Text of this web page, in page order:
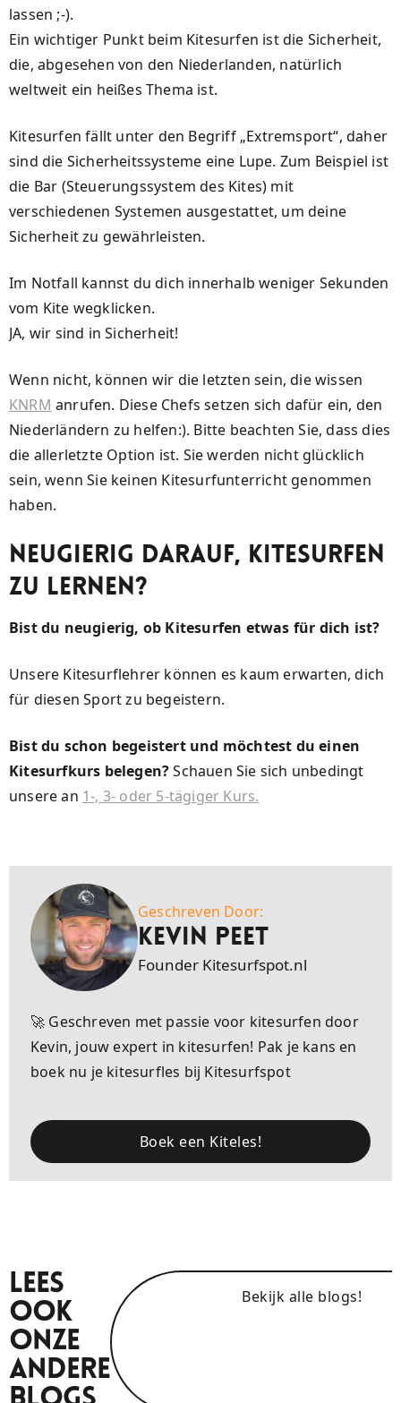
lassen ;-).
Ein wichtiger Punkt beim Kitesurfen ist die Sicherheit,
die, abgesehen von den Niederlanden, natürlich
weltweit ein heißes Thema ist.
Kitesurfen fällt unter den Begriff „Extremsport“, daher
sind die Sicherheitssysteme eine Lupe. Zum Beispiel ist
die Bar (Steuerungssystem des Kites) mit
verschiedenen Systemen ausgestattet, um deine
Sicherheit zu gewährleisten.
Im Notfall kannst du dich innerhalb weniger Sekunden
vom Kite wegklicken.
JA, wir sind in Sicherheit!
Wenn nicht, können wir die letzten sein, die wissen
KNRM anrufen. Diese Chefs setzen sich dafür ein, den
Niederländern zu helfen:). Bitte beachten Sie, dass dies
die allerletzte Option ist. Sie werden nicht glücklich
sein, wenn Sie keinen Kitesurfunterricht genommen
haben.
Neugierig darauf, Kitesurfen
zu lernen?
Bist du neugierig, ob Kitesurfen etwas für dich ist?
Unsere Kitesurflehrer können es kaum erwarten, dich
für diesen Sport zu begeistern.
Bist du schon begeistert und möchtest du einen
Kitesurfkurs belegen?Schauen Sie sich unbedingt
unsere an 1-, 3- oder 5-tägiger Kurs.
Geschreven Door:
Kevin Peet
Founder Kitesurfspot.nl
🚀 Geschreven met passie voor kitesurfen door
Kevin, jouw expert in kitesurfen! Pak je kans en
boek nu je kitesurfles bij Kitesurfspot
Boek een Kiteles!
Lees
Ook
Onze
Andere
Bekijk alle blogs!